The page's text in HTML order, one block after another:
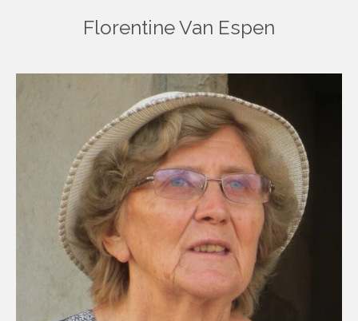
Florentine Van Espen